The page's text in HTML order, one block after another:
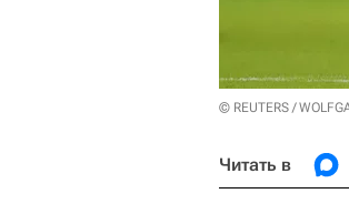
© REUTERS /
Читать в